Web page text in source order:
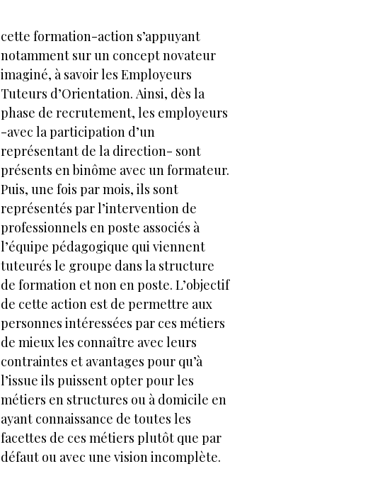
cette formation-action s’appuyant
notamment sur un concept novateur
imaginé, à savoir les Employeurs
Tuteurs d’Orientation. Ainsi, dès la
phase de recrutement, les employeurs
-avec la participation d’un
représentant de la direction- sont
présents en binôme avec un formateur.
Puis, une fois par mois, ils sont
représentés par l’intervention de
professionnels en poste associés à
l’équipe pédagogique qui viennent
tuteurés le groupe dans la structure
de formation et non en poste. L’objectif
de cette action est de permettre aux
personnes intéressées par ces métiers
de mieux les connaître avec leurs
contraintes et avantages pour qu’à
l’issue ils puissent opter pour les
métiers en structures ou à domicile en
ayant connaissance de toutes les
facettes de ces métiers plutôt que par
défaut ou avec une vision incomplète.